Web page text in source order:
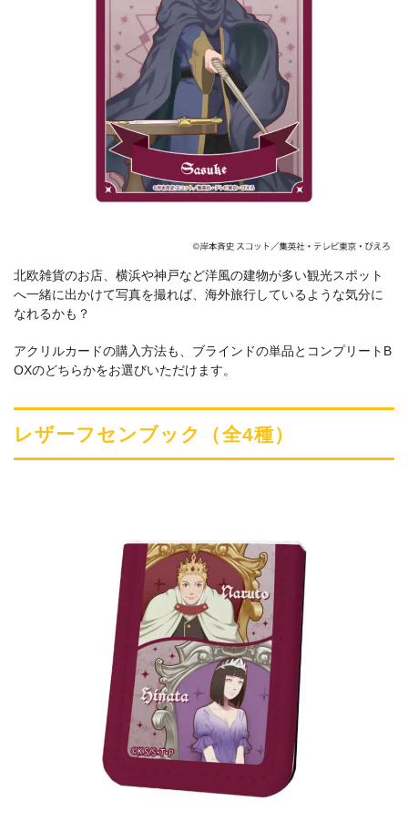
北欧雑貨のお店、横浜や神戸など洋風の建物が多い観光スポット
へ一緒に出かけて写真を撮れば、海外旅行しているような気分に
なれるかも？
アクリルカードの購入方法も、ブラインドの単品とコンプリートB
OXのどちらかをお選びいただけます。
レザーフセンブック（全4種）